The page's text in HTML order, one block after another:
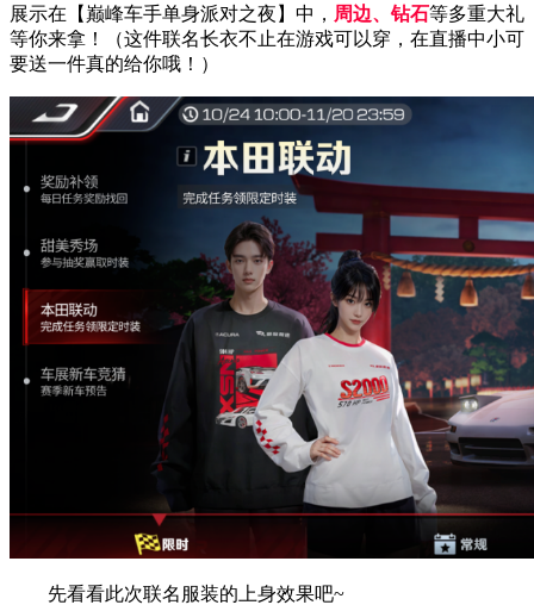
展示在【巅峰车手单身派对之夜】中， 周边、钻石等多重大礼
等你来拿！（这件联名长衣不止在游戏可以穿，在直播中小可
要送一件真的给你哦！）
先看看此次联名服装的上身效果吧~